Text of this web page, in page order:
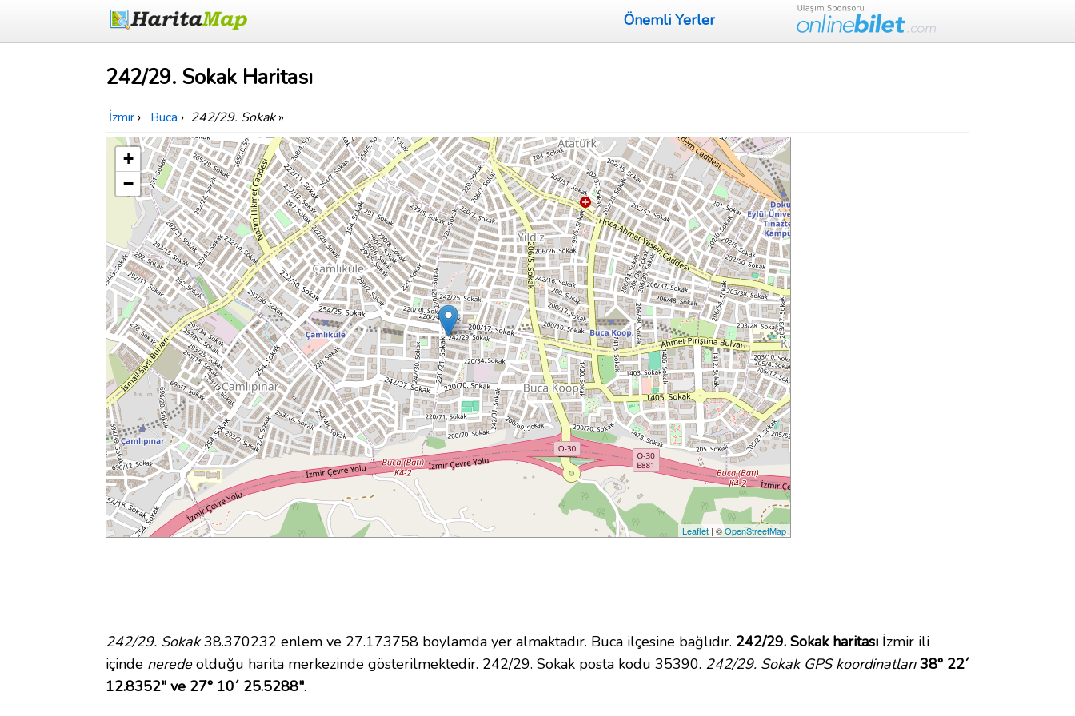
Önemli Yerler
242/29. Sokak Haritası
İzmir › Buca › 242/29. Sokak»
+
−
Leaflet | ©OpenStreetMap
242/29. Sokak38.370232 enlem ve 27.173758 boylamda yer almaktadır. Buca ilçesine bağlıdır. 242/29. Sokak haritası İzmir ili
içinde neredeolduğu harita merkezinde gösterilmektedir. 242/29. Sokak posta kodu 35390. 242/29. Sokak GPS koordinatları 38° 22´
12.8352" ve 27° 10´ 25.5288".